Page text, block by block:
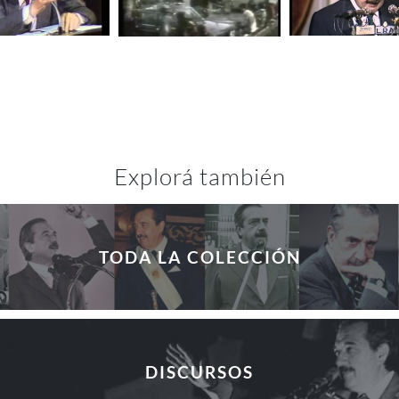
Explorá también
TODA LA COLECCIÓN
DISCURSOS